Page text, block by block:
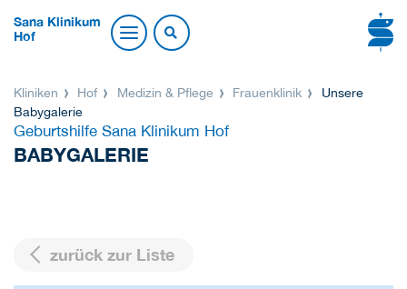
Sana Klinikum
Hof
Kliniken Hof Medizin & Pflege Frauenklinik
Unsere
Babygalerie
Geburtshilfe Sana Klinikum Hof
BABYGALERIE
zurück zur Liste